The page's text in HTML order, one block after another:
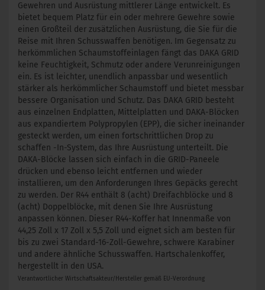
Gewehren und Ausrüstung mittlerer Länge entwickelt. Es
bietet bequem Platz für ein oder mehrere Gewehre sowie
einen Großteil der zusätzlichen Ausrüstung, die Sie für die
Reise mit Ihren Schusswaffen benötigen. Im Gegensatz zu
herkömmlichen Schaumstoffeinlagen fängt das DAKA GRID
keine Feuchtigkeit, Schmutz oder andere Verunreinigungen
ein. Es ist leichter, unendlich anpassbar und wesentlich
stärker als herkömmlicher Schaumstoff und bietet messbar
bessere Organisation und Schutz. Das DAKA GRID besteht
aus einzelnen Endplatten, Mittelplatten und DAKA-Blöcken
aus expandiertem Polypropylen (EPP), die sicher ineinander
gesteckt werden, um einen fortschrittlichen Drop zu
schaffen -In-System, das Ihre Ausrüstung unterteilt. Die
DAKA-Blöcke lassen sich einfach in die GRID-Paneele
drücken und ebenso leicht entfernen und wieder
installieren, um den Anforderungen Ihres Gepäcks gerecht
zu werden. Der R44 enthält 8 (acht) Dreifachblöcke und 8
(acht) Doppelblöcke, mit denen Sie Ihre Ausrüstung
anpassen können. Dieser R44-Koffer hat Innenmaße von
44,25 Zoll x 17 Zoll x 5,5 Zoll und eignet sich am besten für
bis zu zwei Standard-16-Zoll-Gewehre, schwere Karabiner
und andere ähnliche Schusswaffen. Hartschalenkoffer,
hergestellt in den USA.
Verantwortlicher Wirtschaftsakteur/Hersteller gemäß EU-Verordnung